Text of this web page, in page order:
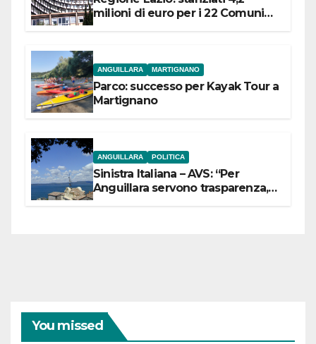
milioni di euro per i 22 Comuni
ANGUILLARA MARTIGNANO
Parco: successo per Kayak Tour a
Martignano
ANGUILLARA POLITICA
Sinistra Italiana – AVS: “Per
Anguillara servono trasparenza,
You missed